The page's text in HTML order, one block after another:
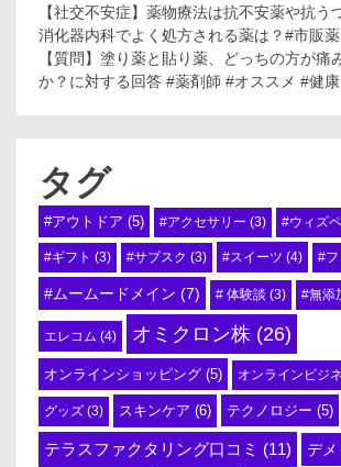
【社交不安症】薬物療法は抗不安薬や抗う
消化器内科でよく処方される薬は？#市販
【質問】塗り薬と貼り薬、どっちの方が痛
か？に対する回答 #薬剤師 #オススメ #健
タグ
#アウトドア (5) #アクセサリー (3) #ウィズ
#ギフト (3) #サブスク (3) #スイーツ (4) #フ
#ムームードメイン (7) # 体験談 (3) #無添
エレコム (4) オミクロン株 (26)
オンラインショッピング (5) オンラインビジ
グッズ (3) スキンケア (6) テクノロジー (5)
テラスファクタリング口コミ (11) デメ